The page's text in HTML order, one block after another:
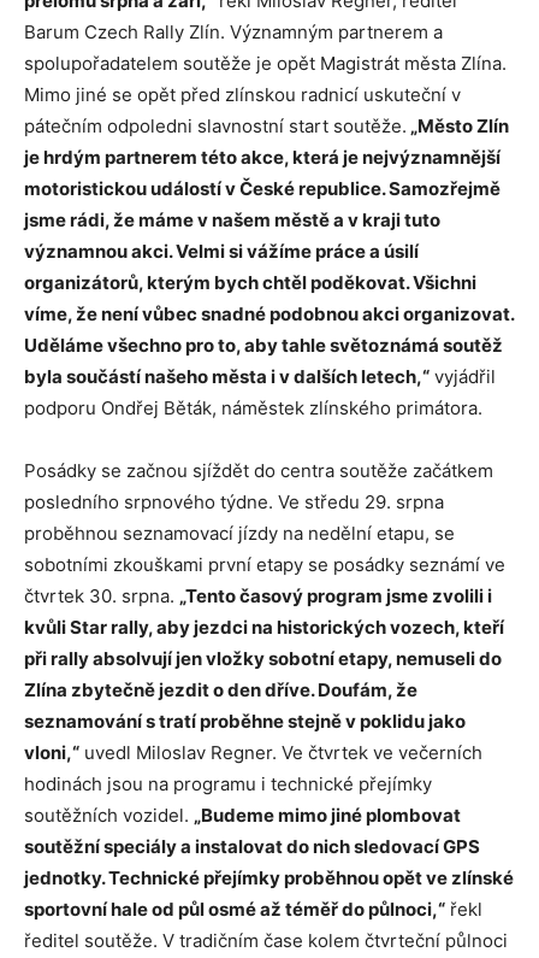
Barum Czech Rally Zlín. Významným partnerem a
spolupořadatelem soutěže je opět Magistrát města Zlína.
Mimo jiné se opět před zlínskou radnicí uskuteční v
pátečním odpoledni slavnostní start soutěže. „Město Zlín
je hrdým partnerem této akce, která je nejvýznamnější
motoristickou událostí v České republice. Samozřejmě
jsme rádi, že máme v našem městě a v kraji tuto
významnou akci. Velmi si vážíme práce a úsilí
organizátorů, kterým bych chtěl poděkovat. Všichni
víme, že není vůbec snadné podobnou akci organizovat.
Uděláme všechno pro to, aby tahle světoznámá soutěž
byla součástí našeho města i v dalších letech,“ vyjádřil
podporu Ondřej Běták, náměstek zlínského primátora.
Posádky se začnou sjíždět do centra soutěže začátkem
posledního srpnového týdne. Ve středu 29. srpna
proběhnou seznamovací jízdy na nedělní etapu, se
sobotními zkouškami první etapy se posádky seznámí ve
čtvrtek 30. srpna. „Tento časový program jsme zvolili i
kvůli Star rally, aby jezdci na historických vozech, kteří
při rally absolvují jen vložky sobotní etapy, nemuseli do
Zlína zbytečně jezdit o den dříve. Doufám, že
seznamování s tratí proběhne stejně v poklidu jako
vloni,“ uvedl Miloslav Regner. Ve čtvrtek ve večerních
hodinách jsou na programu i technické přejímky
soutěžních vozidel. „Budeme mimo jiné plombovat
soutěžní speciály a instalovat do nich sledovací GPS
jednotky. Technické přejímky proběhnou opět ve zlínské
sportovní hale od půl osmé až téměř do půlnoci,“ řekl
ředitel soutěže. V tradičním čase kolem čtvrteční půlnoci